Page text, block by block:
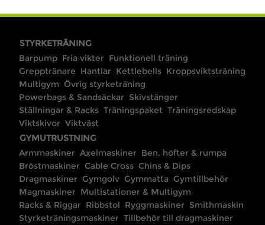
STYRKETRÄNING
Barpump Fria vikter Funktionell träning
Grepptränare Hantlar Kettlebells Kroppsviktsträning
Multigym Övrig styrketräning
Powerbags & Sandsäckar Skivstänger
Ställningar & Racks Träningspaket Träningsredskap
Viktskivor Viktväst
GYMUTRUSTNING
Armmaskiner Axelmaskiner Ben, höfter & rumpa
Bröstmaskiner Cable Cross Chins & Dips
Dragmaskiner Gymgolv Gymmatta Gymtillbehör
Magmaskiner Multistationer & Multigym
Racks & Riggar Ribbstol Ryggmaskiner Smithmaskin
Styrketräningsmaskiner Tillbehör till dragmaskiner